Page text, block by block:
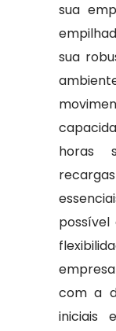
sua
sua
horas
com a
iniciais